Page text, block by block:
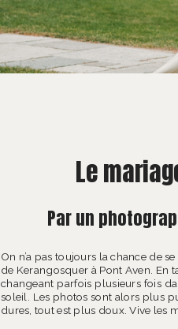
Le
Par un
On n’a pas toujours la chance de
de Kerangosquer à Pont Aven. En
changeant parfois plusieurs fois
soleil. Les photos sont alors plus
dures, tout est plus doux. Vive les